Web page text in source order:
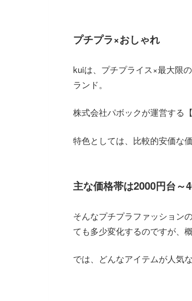
プチプラ×おしゃれ
kuiは、プチプライス×最大限
ランド。
株式会社パボックが運営する
特色としては、比較的安価な
主な価格帯は2000円台～
そんなプチプラファッション
ても多少変化するのですが、
では、どんなアイテムが人気